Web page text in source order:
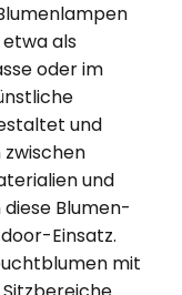
als
oder im
und
und
Blumen-
Einsatz.
mit